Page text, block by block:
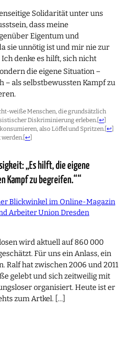
Solidarität unter uns
dass meine
Eigentum und
sie unnötig ist und mir nie zur
denke es hilft, sich nicht
die eigene Situation –
– als selbstbewussten Kampf zu
weiße Menschen, die grundsätzlich
Diskriminierung erleben. [↩]
also Löffel und Spritzen. [↩]
[↩]
„Es hilft, die eigene
Kampf zu begreifen.““
Blickwinkel im Online-Magazin
Arbeiter Union Dresden
wird aktuell auf 860 000
Für uns ein Anlass, ein
Ralf hat zwischen 2006 und 2011
gelebt und sich zeitweilig mit
organisiert. Heute ist er
zum Artkel. […]